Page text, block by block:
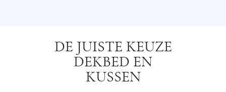
DE JUISTE KEUZE
DEKBED EN
KUSSEN